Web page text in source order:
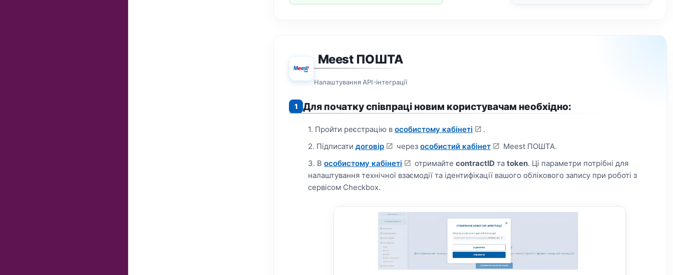
Meest ПОШТА
Налаштування API-інтеграції
1 Для початку співпраці новим користувачам необхідно:
1. Пройти реєстрацію в особистому кабінеті
.
2. Підписати договір через особистий кабінет
Meest ПОШТА.
3. В особистому кабінеті отримайте contractID та token. Ці параметри потрібні для
налаштування технічної взаємодії та ідентифікації вашого облікового запису при роботі з
сервісом Checkbox.